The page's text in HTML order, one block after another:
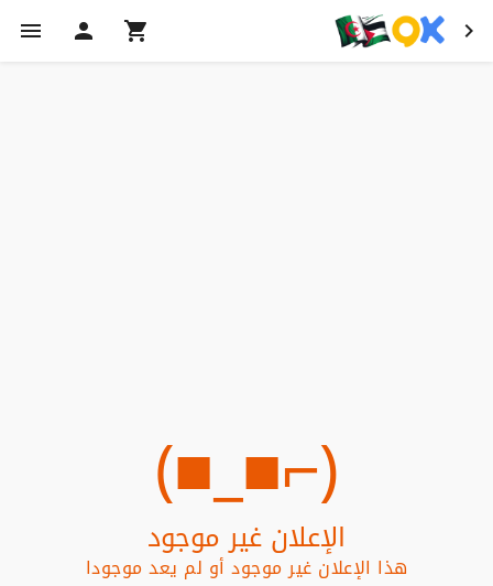
(⌐■_■)
الإعلان غير موجود
هذا الإعلان غير موجود أو لم يعد موجودا